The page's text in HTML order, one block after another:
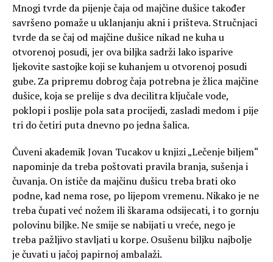
Mnogi tvrde da pijenje čaja od majčine dušice također
savršeno pomaže u uklanjanju akni i prišteva. Stručnjaci
tvrde da se čaj od majčine dušice nikad ne kuha u
otvorenoj posudi, jer ova biljka sadrži lako isparive
ljekovite sastojke koji se kuhanjem u otvorenoj posudi
gube. Za pripremu dobrog čaja potrebna je žlica majčine
dušice, koja se prelije s dva decilitra ključale vode,
poklopi i poslije pola sata procijedi, zasladi medom i pije
tri do četiri puta dnevno po jedna šalica.
Čuveni akademik Jovan Tucakov u knjizi „Lečenje biljem“
napominje da treba poštovati pravila branja, sušenja i
čuvanja. On ističe da majčinu dušicu treba brati oko
podne, kad nema rose, po lijepom vremenu. Nikako je ne
treba čupati već nožem ili škarama odsijecati, i to gornju
polovinu biljke. Ne smije se nabijati u vreće, nego je
treba pažljivo stavljati u korpe. Osušenu biljku najbolje
je čuvati u jačoj papirnoj ambalaži.